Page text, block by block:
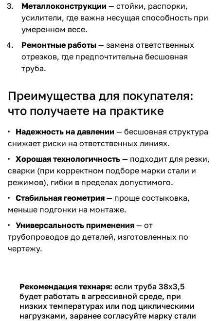
Металлоконструкции — стойки, распорки,
усилители, где важна несущая способность при
умеренном весе.
Ремонтные работы — замена ответственных
отрезков, где предпочтительна бесшовная
труба.
Преимущества для покупателя:
что получаете на практике
Надежность на давлении — бесшовная структура
снижает риски на ответственных линиях.
Хорошая технологичность — подходит для резки,
сварки (при корректном подборе марки стали и
режимов), гибки в пределах допустимого.
Стабильная геометрия — проще состыковка,
меньше подгонки на монтаже.
Универсальность применения — от
трубопроводов до деталей, изготовленных по
чертежу.
Рекомендация технаря: если труба 38х3,5
будет работать в агрессивной среде, при
низких температурах или под циклическими
нагрузками, заранее согласуйте марку стали